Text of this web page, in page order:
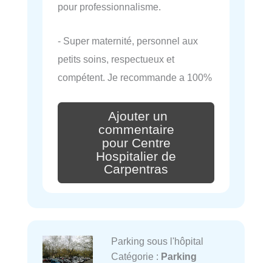
pour professionnalisme.
- Super maternité, personnel aux
petits soins, respectueux et
compétent. Je recommande a 100%
Ajouter un
commentaire
pour Centre
Hospitalier de
Carpentras
Parking sous l'hôpital
Catégorie : Parking